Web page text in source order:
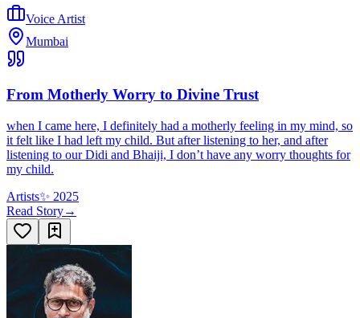
Voice Artist
Mumbai
From Motherly Worry to Divine Trust
when I came here, I definitely had a motherly feeling in my mind, so
it felt like I had left my child. But after listening to her, and after
listening to our Didi and Bhaiji, I don’t have any worry thoughts for
my child.
Artists✨ 2025
Read Story→